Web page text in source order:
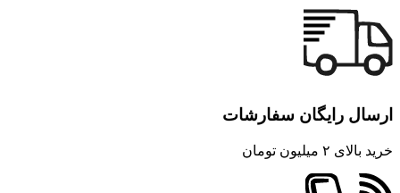
ارسال رایگان سفارشات
خرید بالای ۲ میلیون تومان